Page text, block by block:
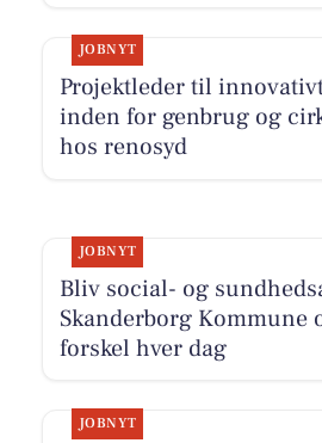
JOBNYT
Projektleder til
inden for genbrug og
hos renosyd
JOBNYT
Bliv social- og
Skanderborg Kommune
forskel hver dag
JOBNYT